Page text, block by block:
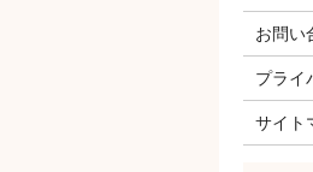
お問い
プライ
サイト